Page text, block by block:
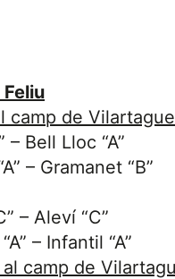
camp de
Bell Lloc “A”
– Gramanet “B”
– Aleví “C”
– Infantil “A”
camp de